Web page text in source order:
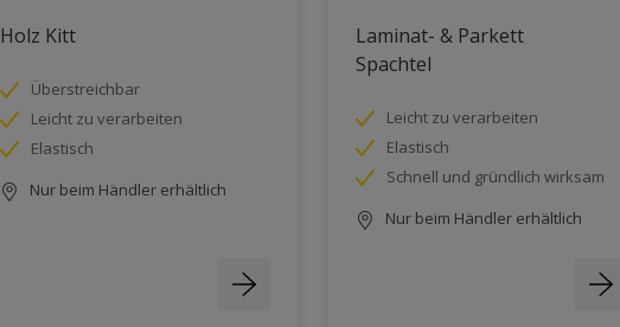
Holz Kitt
Überstreichbar
Leicht zu verarbeiten
Elastisch
Nur beim Händler erhältlich
Laminat- & Parkett
Spachtel
Leicht zu verarbeiten
Elastisch
Schnell und gründlich wirksam
Nur beim Händler erhältlich